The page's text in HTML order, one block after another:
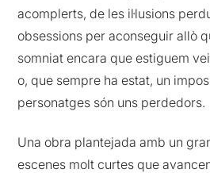
acomplerts, de les il·lusions
obsessions per aconseguir allò
somniat encara que estiguem
o, que sempre ha estat, un
personatges són uns perdedors.
Una obra plantejada amb un
escenes molt curtes que